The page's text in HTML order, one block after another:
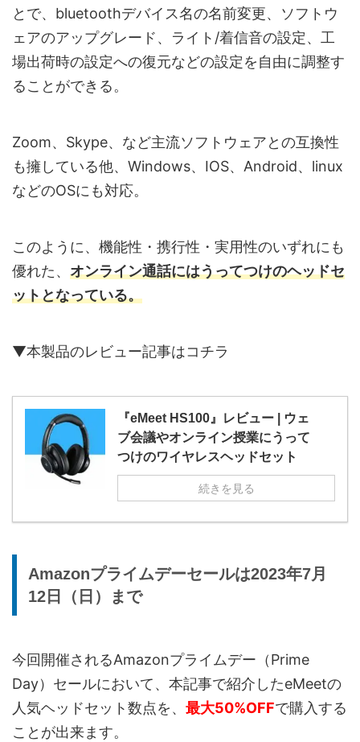
とで、bluetoothデバイス名の名前変更、ソフトウ
ェアのアップグレード、ライト/着信音の設定、工
場出荷時の設定への復元などの設定を自由に調整す
ることができる。
Zoom、Skype、など主流ソフトウェアとの互換性
も擁している他、Windows、IOS、Android、linux
などのOSにも対応。
このように、機能性・携行性・実用性のいずれにも
優れた、 オンライン通話にはうってつけのヘッドセ
ットとなっている。
▼本製品のレビュー記事はコチラ
『eMeet HS100』レビュー | ウェ
ブ会議やオンライン授業にうって
つけのワイヤレスヘッドセット
続きを見る
Amazonプライムデーセールは2023年7月
12日（日）まで
今回開催されるAmazonプライムデー（Prime
Day）セールにおいて、本記事で紹介したeMeetの
人気ヘッドセット数点を、 最大50%OFFで購入する
ことが出来ます。